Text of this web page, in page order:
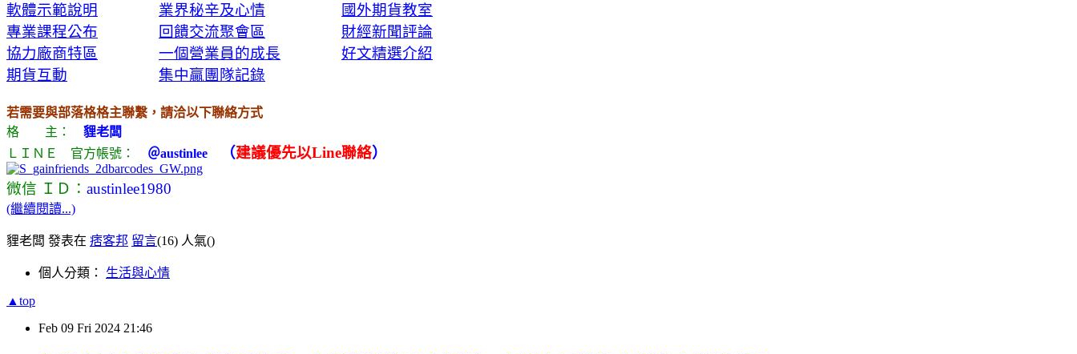
軟體示範說明
業界秘辛及心情
國外期貨教室
專業課程公布
回饋交流聚會區
財經新聞評論
協力廠商特區
一個營業員的成長
好文精選介紹
期貨互動
集中贏團隊記錄
若需要與部落格格主聯繫，請洽以下聯絡方式
格 主： 貍老闆
ＬＩＮＥ 官方帳號： ＠austinlee （建議優先以Line聯絡）
微信 ＩＤ： austinlee1980
(繼續閱讀...)
貍老闆 發表在 痞客邦 留言(16) 人氣()
個人分類： 生活與心情
▲top
Feb 09 Fri 2024 21:46